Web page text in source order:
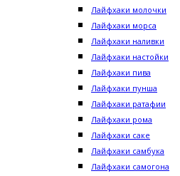
Лайфхаки молочки
Лайфхаки морса
Лайфхаки наливки
Лайфхаки настойки
Лайфхаки пива
Лайфхаки пунша
Лайфхаки ратафии
Лайфхаки рома
Лайфхаки саке
Лайфхаки самбука
Лайфхаки самогона